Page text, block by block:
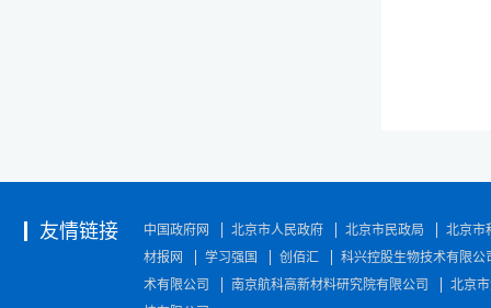
友情链接 中国政府网 北京市人民政府 北京市民政局
北京市
材报网
学习强国 创佰汇
科兴控股生物技术有限公
术有限公司
南京航科高新材料研究院有限公司
北京